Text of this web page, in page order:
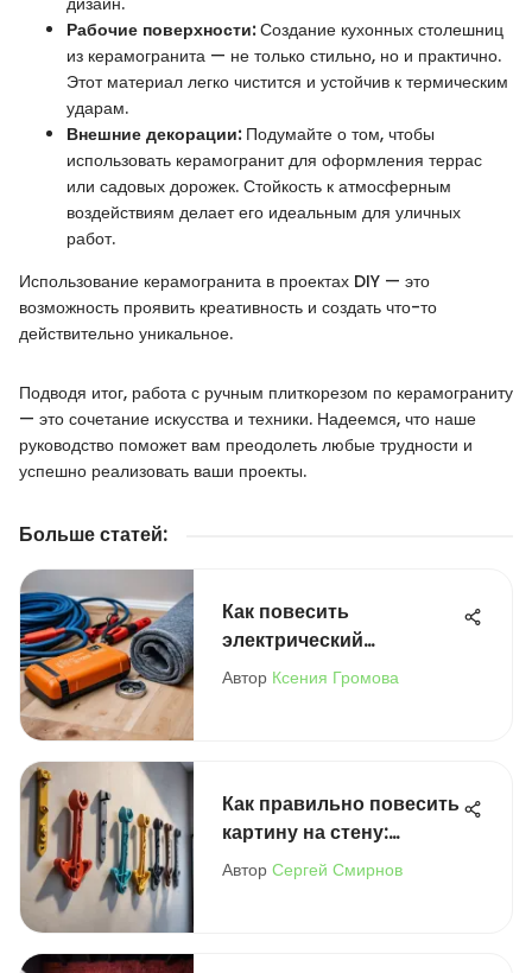
Рабочие поверхности:Создание кухонных столешниц
из керамогранита — не только стильно, но и практично.
Этот материал легко чистится и устойчив к термическим
ударам.
Внешние декорации:Подумайте о том, чтобы
использовать керамогранит для оформления террас
или садовых дорожек. Стойкость к атмосферным
воздействиям делает его идеальным для уличных
работ.
Использование керамогранита в проектах DIY — это
возможность проявить креативность и создать что-то
действительно уникальное.
Подводя итог, работа с ручным плиткорезом по керамограниту
— это сочетание искусства и техники. Надеемся, что наше
руководство поможет вам преодолеть любые трудности и
успешно реализовать ваши проекты.
Больше статей:
Как повесить
электрический
полотенцесушитель:
Автор Ксения Громова
Как правильно повесить
картину на стену:
советы и рекомендации
Автор Сергей Смирнов